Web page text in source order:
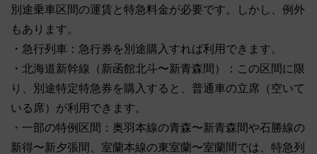
別途乗車区間の運賃と特急料金が必要です。しかし、例外
もあります。
・急行列車：急行券を別途購入すれば利用できます。
・北海道新幹線（新函館北斗〜新青森間）：この区間に限
り、別途特定特急券を購入すると、普通車の立席（空いて
いる席）が利用できます。
・一部の特例区間：奥羽本線の青森〜新青森間や石勝線の
新得〜新夕張間、室蘭本線の東室蘭〜室蘭間では、特急列